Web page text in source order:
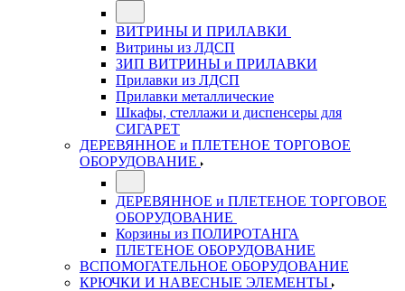
ВИТРИНЫ И ПРИЛАВКИ
Витрины из ЛДСП
ЗИП ВИТРИНЫ и ПРИЛАВКИ
Прилавки из ЛДСП
Прилавки металлические
Шкафы, стеллажи и диспенсеры для
СИГАРЕТ
ДЕРЕВЯННОЕ и ПЛЕТЕНОЕ ТОРГОВОЕ
ОБОРУДОВАНИЕ
ДЕРЕВЯННОЕ и ПЛЕТЕНОЕ ТОРГОВОЕ
ОБОРУДОВАНИЕ
Корзины из ПОЛИРОТАНГА
ПЛЕТЕНОЕ ОБОРУДОВАНИЕ
ВСПОМОГАТЕЛЬНОЕ ОБОРУДОВАНИЕ
КРЮЧКИ И НАВЕСНЫЕ ЭЛЕМЕНТЫ